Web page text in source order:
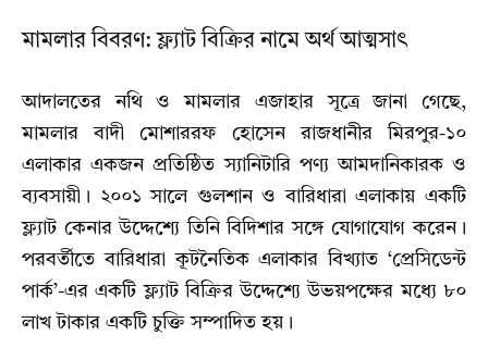
মামলার বিবরণ: ফ্ল্যাট বিক্রির নামে অর্থ আত্মসাৎ
আদালতের নথি ও মামলার এজাহার সূত্রে জানা গেছে,
মামলার বাদী মোশাররফ হোসেন রাজধানীর মিরপুর-১০
এলাকার একজন প্রতিষ্ঠিত স্যানিটারি পণ্য আমদানিকারক ও
ব্যবসায়ী। ২০০১ সালে গুলশান ও বারিধারা এলাকায় একটি
ফ্ল্যাট কেনার উদ্দেশ্যে তিনি বিদিশার সঙ্গে যোগাযোগ করেন।
পরবর্তীতে বারিধারা কূটনৈতিক এলাকার বিখ্যাত ‘প্রেসিডেন্ট
পার্ক’-এর একটি ফ্ল্যাট বিক্রির উদ্দেশ্যে উভয়পক্ষের মধ্যে ৮০
লাখ টাকার একটি চুক্তি সম্পাদিত হয়।